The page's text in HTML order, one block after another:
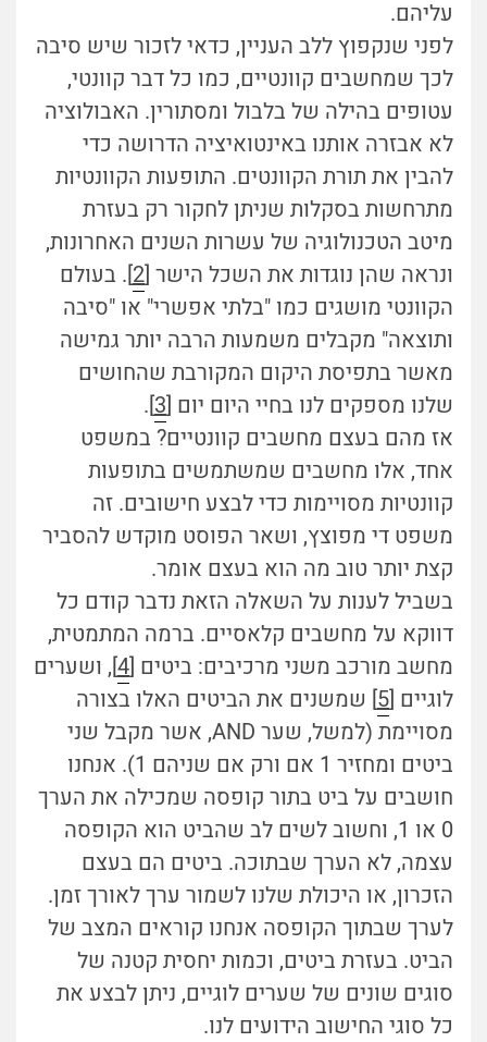
עליהם.
לפני שנקפוץ ללב העניין, כדאי לזכור שיש סיבה
לכך שמחשבים קוונטיים, כמו כל דבר קוונטי,
עטופים בהילה של בלבול ומסתורין. האבולוציה
לא אבזרה אותנו באינטואיציה הדרושה כדי
להבין את תורת הקוונטים. התופעות הקוונטיות
מתרחשות בסקלות שניתן לחקור רק בעזרת
מיטב הטכנולוגיה של עשרות השנים האחרונות,
ונראה שהן נוגדות את השכל הישר [2]. בעולם
הקוונטי מושגים כמו "בלתי אפשרי" או "סיבה
ותוצאה" מקבלים משמעות הרבה יותר גמישה
מאשר בתפיסת היקום המקורבת שהחושים
שלנו מספקים לנו בחיי היום יום [3
].
אז מהם בעצם מחשבים קוונטיים? במשפט
אחד, אלו מחשבים שמשתמשים בתופעות
קוונטיות מסויימות כדי לבצע חישובים. זה
משפט די מפוצץ, ושאר הפוסט מוקדש להסביר
קצת יותר טוב מה הוא בעצם אומר.
בשביל לענות על השאלה הזאת נדבר קודם כל
דווקא על מחשבים קלאסיים. ברמה המתמטית,
מחשב מורכב משני מרכיבים: ביטים [4], ושערים
לוגיים [5] שמשנים את הביטים האלו בצורה
מסויימת (למשל, שער AND, אשר מקבל שני
ביטים ומחזיר 1 אם ורק אם שניהם 1). אנחנו
חושבים על ביט בתור קופסה שמכילה את הערך
0 או 1, וחשוב לשים לב שהביט הוא הקופסה
עצמה, לא הערך שבתוכה. ביטים הם בעצם
הזכרון, או היכולת שלנו לשמור ערך לאורך זמן.
לערך שבתוך הקופסה אנחנו קוראים המצב של
הביט. בעזרת ביטים, וכמות יחסית קטנה של
סוגים שונים של שערים לוגיים, ניתן לבצע את
כל סוגי החישוב הידועים לנו.